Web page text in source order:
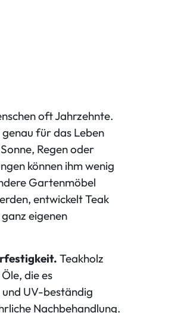
oft Jahrzehnte.
für das Leben
Regen oder
können ihm wenig
Gartenmöbel
entwickelt Teak
eigenen
Teakholz
die es
UV-beständig
Nachbehandlung.